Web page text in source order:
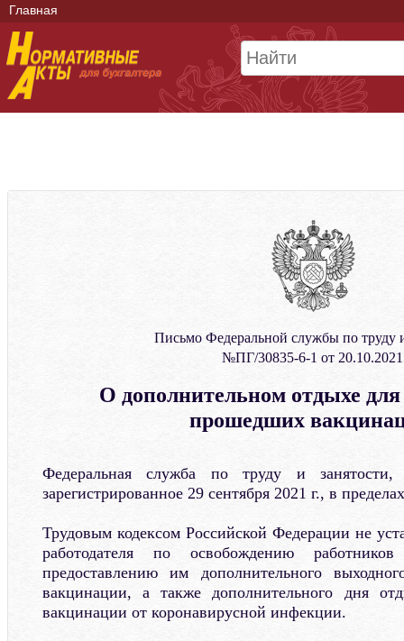
Главная
Письмо Федеральной службы по труду
№ПГ/30835-6-1 от 20.10.2021
О дополнительном отдыхе
прошедших
Федеральная служба по труду и занятости,
зарегистрированное 29 сентября 2021 г., в
Трудовым кодексом Российской Федерации не
работодателя по освобождению
предоставлению им дополнительного
вакцинации, а также дополнительного дня
вакцинации от коронавирусной инфекции.